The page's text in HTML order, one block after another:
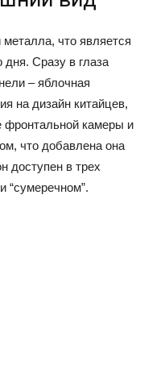
что является
Сразу в глаза
– яблочная
на дизайн китайцев,
фронтальной камеры и
что добавлена она
доступен в трех
“сумеречном”.